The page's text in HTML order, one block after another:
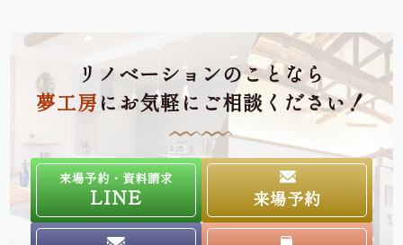
リノベーションのことなら
夢工房にお気軽にご相談ください！
来場予約・資料請求
LINE 来場予約